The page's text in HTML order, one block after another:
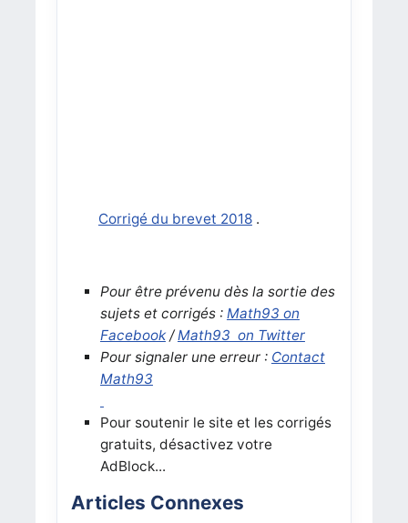
Corrigé du brevet 2018.
Pour être prévenu dès la sortie des
sujets et corrigés : Math93 on
Facebook/Math93 on Twitter
Pour signaler une erreur : Contact
Math93
Pour soutenir le site et les corrigés
gratuits, désactivez votre
AdBlock...
Articles Connexes